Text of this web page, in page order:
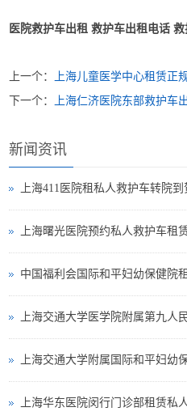
医院救护车出租 救护车出租电话 救
上一个：
上海儿童医学中心租赁正规救护
下一个：
上海仁济医院东部救护车出租到
新闻资讯